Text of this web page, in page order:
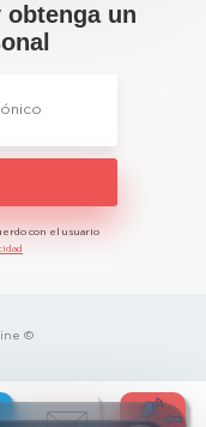
un
con el usuario
©